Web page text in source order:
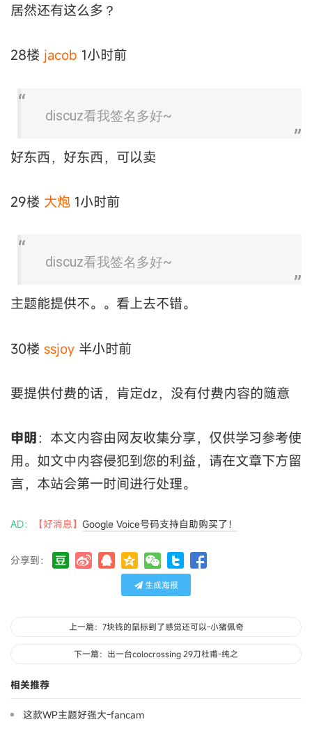
居然还有这么多？
28楼 jacob 1小时前
discuz看我签名多好~
好东西，好东西，可以卖
29楼 大炮 1小时前
discuz看我签名多好~
主题能提供不。。看上去不错。
30楼 ssjoy 半小时前
要提供付费的话，肯定dz，没有付费内容的随意
申明 ：本文内容由网友收集分享，仅供学习参考使
用。如文中内容侵犯到您的利益，请在文章下方留
言，本站会第一时间进行处理。
AD： 【好消息】 Google Voice号码支持自助购买了！
分享到：
生成海报
上一篇：7块钱的鼠标到了感觉还可以-小猪佩奇
下一篇：出一台colocrossing 29刀杜甫-纯之
相关推荐
这款WP主题好强大-fancam